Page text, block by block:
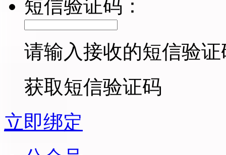
短信验证码：
请输入接收的短信验证
获取短信验证码
立即绑定